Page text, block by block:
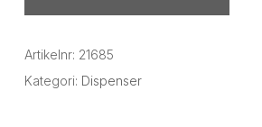
Artikelnr: 21685
Kategori: Dispenser